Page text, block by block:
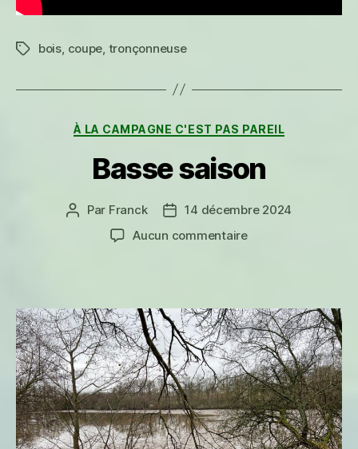
Étiquettes
bois, coupe, tronçonneuse
Catégories
À LA CAMPAGNE C'EST PAS PAREIL
Basse saison
Auteur
Par Franck
Date14 décembre 2024
Aucun commentairesur